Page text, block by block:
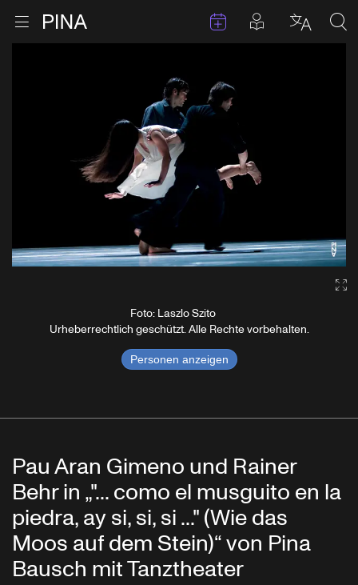
Menu öffnen TermineBeiträge in
Foto: Laszlo Szito
Urheberrechtlich geschützt. Alle Rechte vorbehalten.
Personen anzeigen
Pau Aran Gimeno und Rainer
Behr in „"... como el musguito en la
piedra, ay si, si, si ..." (Wie das
Moos auf dem Stein)“ von Pina
Bausch mit Tanztheater